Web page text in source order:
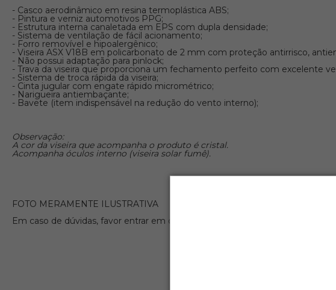
- Casco aerodinâmico em resina termoplástica ABS;
- Pintura e verniz automotivos PPG;
- Estrutura interna canaletada em EPS com dupla densidade;
- Sistema de ventilação de fácil acionamento;
- Forro removível e hipoalergênico;
- Viseira ASX V18B em policarbonato de 2 mm com proteção antirrisco,
- Não possui adaptação para pinlock;
- Trava da viseira que proporciona um fechamento perfeito com excelente
- Sistema de troca rápida da viseira;
- Cinta jugular com engate rápido micrométrico;
- Narigueira antiembaçante;
- Bavete (item indispensável na redução do vento interno);
Observação:
A cor da viseira que acompanha o produto é cristal.
Acompanha óculos interno (viseira solar fumê).
FOTO MERAMENTE ILUSTRATIVA
Em caso de dúvidas, favor entrar em contato com a nossa equipe antes de